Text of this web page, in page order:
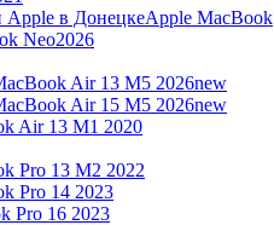
Apple MacBook
Neo2026
Air 13 M5 2026new
Air 15 M5 2026new
Air 13 M1 2020
Pro 13 M2 2022
Pro 14 2023
Pro 16 2023